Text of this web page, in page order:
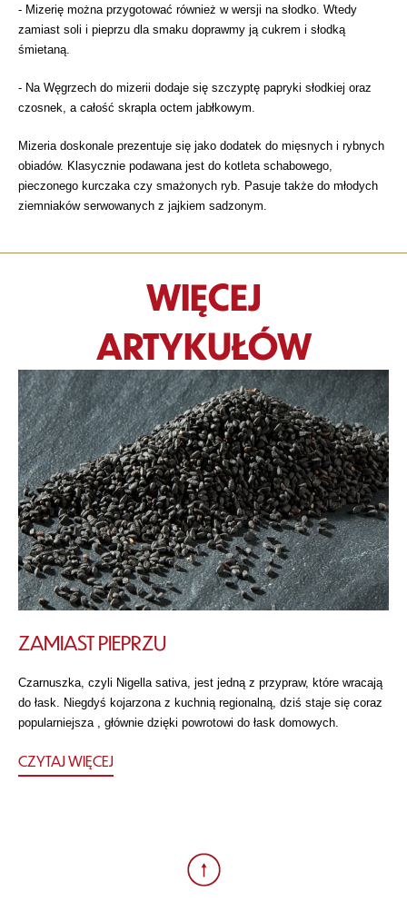
- Mizerię można przygotować również w wersji na słodko. Wtedy
zamiast soli i pieprzu dla smaku doprawmy ją cukrem i słodką
śmietaną.
- Na Węgrzech do mizerii dodaje się szczyptę papryki słodkiej oraz
czosnek, a całość skrapla octem jabłkowym.
Mizeria doskonale prezentuje się jako dodatek do mięsnych i rybnych
obiadów. Klasycznie podawana jest do kotleta schabowego,
pieczonego kurczaka czy smażonych ryb. Pasuje także do młodych
ziemniaków serwowanych z jajkiem sadzonym.
WIĘCEJ
ARTYKUŁÓW
ZAMIAST PIEPRZU
Czarnuszka, czyli Nigella sativa, jest jedną z przypraw, które wracają
do łask. Niegdyś kojarzona z kuchnią regionalną, dziś staje się coraz
popularniejsza , głównie dzięki powrotowi do łask domowych.
CZYTAJ WIĘCEJ